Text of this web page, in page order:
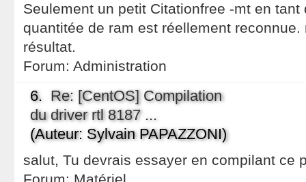
Seulement un petit Citationfree -mt en
quantitée de ram est réellement reconnue.
résultat.
Forum: Administration
6. Re: [CentOS] Compilation
du driver rtl 8187 ...
(Auteur: Sylvain PAPAZZONI)
salut, Tu devrais essayer en compilant ce